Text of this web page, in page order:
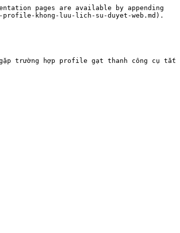
pages are available by appending
khong-luu-lich-su-duyet-web.md).
trường hợp profile gạt thanh công cụ tắt